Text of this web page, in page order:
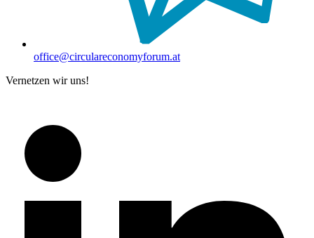
office@circulareconomyforum.at
Vernetzen wir uns!